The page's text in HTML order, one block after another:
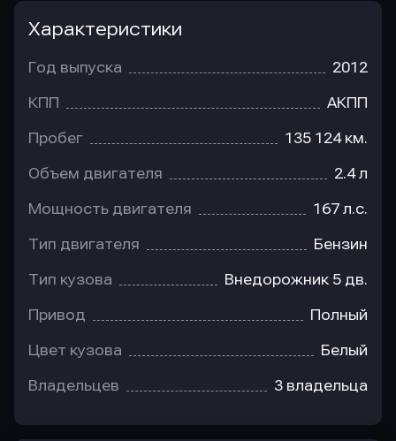
Характеристики
Год выпуска 2012
КПП АКПП
Пробег 135 124 км.
Объем двигателя 2.4 л
Мощность двигателя 167 л.с.
Тип двигателя Бензин
Тип кузова Внедорожник 5 дв.
Привод Полный
Цвет кузова Белый
Владельцев 3 владельца